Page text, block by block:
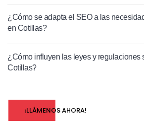
¿Cómo se adapta el SEO a las
en Cotillas?
¿Cómo influyen las leyes y regulaciones
Cotillas?
¡LLÁMENOS AHORA!